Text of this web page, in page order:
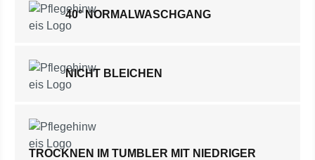
40° NORMALWASCHGANG
NICHT BLEICHEN
TROCKNEN IM TUMBLER MIT NIEDRIGER